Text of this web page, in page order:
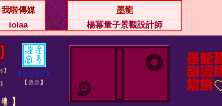
我啦傳媒
墨龍
ioiaa
楊冪量子景觀設計師